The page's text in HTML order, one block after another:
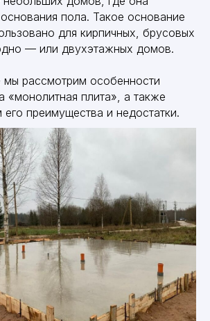
пола. Такое основание
для кирпичных, брусовых
— или двухэтажных домов.
мы рассмотрим особенности
«монолитная плита», а также
преимущества и недостатки.